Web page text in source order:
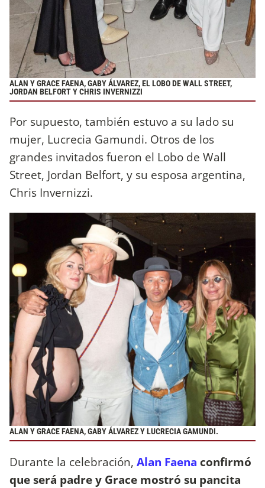
ALAN Y GRACE FAENA, GABY ÁLVAREZ, EL LOBO DE WALL STREET,
JORDAN BELFORT Y CHRIS INVERNIZZI
Por supuesto, también estuvo a su lado su
mujer, Lucrecia Gamundi. Otros de los
grandes invitados fueron el Lobo de Wall
Street, Jordan Belfort, y su esposa argentina,
Chris Invernizzi.
ALAN Y GRACE FAENA, GABY ÁLVAREZ Y LUCRECIA GAMUNDI.
Durante la celebración, Alan Faena confirmó
que será padre y Grace mostró su pancita